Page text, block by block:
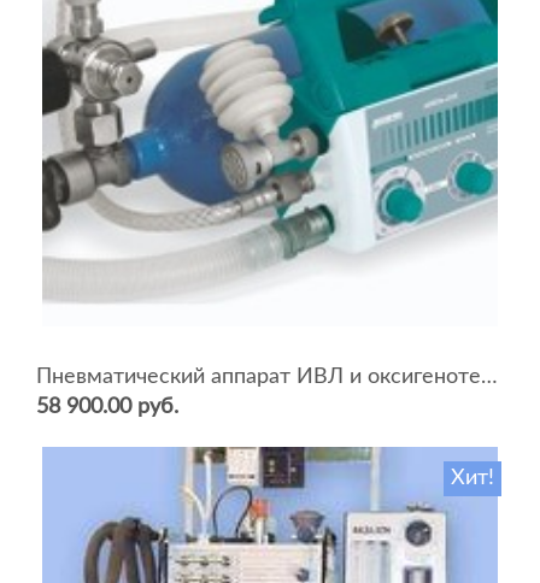
Пневматический аппарат ИВЛ и оксигенотерапии портативный АИВЛп-2/20-«ТМТ»
58 900.00 руб.
Хит!